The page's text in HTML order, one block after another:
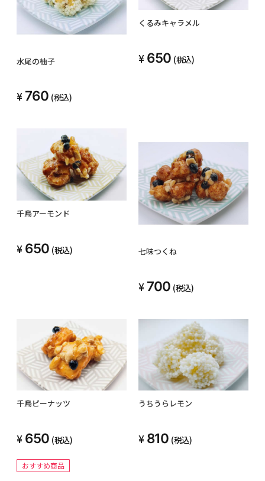
水尾の柚子
760 (税込)
くるみキャラメル
650 (税込)
千鳥アーモンド
650 (税込) 七味つくね
700 (税込)
千鳥ピーナッツ
650 (税込)
おすすめ商品
うちうらレモン
810 (税込)